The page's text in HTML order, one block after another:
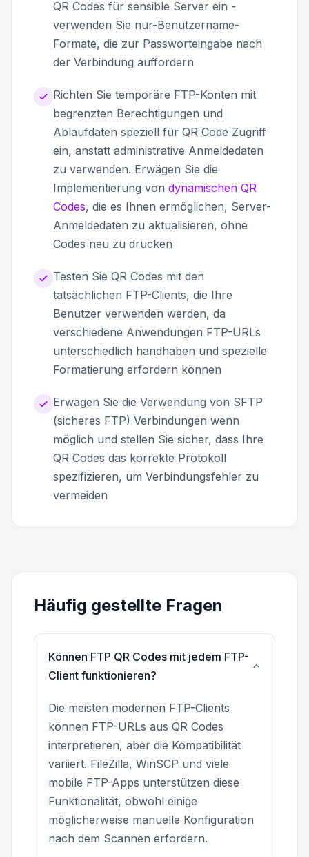
QR Codes für sensible Server ein -
verwenden Sie nur-Benutzername-
Formate, die zur Passworteingabe nach
der Verbindung auffordern
Richten Sie temporäre FTP-Konten mit
begrenzten Berechtigungen und
Ablaufdaten speziell für QR Code Zugriff
ein, anstatt administrative Anmeldedaten
zu verwenden. Erwägen Sie die
Implementierung von dynamischen QR
Codes, die es Ihnen ermöglichen, Server-
Anmeldedaten zu aktualisieren, ohne
Codes neu zu drucken
Testen Sie QR Codes mit den
tatsächlichen FTP-Clients, die Ihre
Benutzer verwenden werden, da
verschiedene Anwendungen FTP-URLs
unterschiedlich handhaben und spezielle
Formatierung erfordern können
Erwägen Sie die Verwendung von SFTP
(sicheres FTP) Verbindungen wenn
möglich und stellen Sie sicher, dass Ihre
QR Codes das korrekte Protokoll
spezifizieren, um Verbindungsfehler zu
vermeiden
Häufig gestellte Fragen
Können FTP QR Codes mit jedem FTP-
Client funktionieren?
Die meisten modernen FTP-Clients
können FTP-URLs aus QR Codes
interpretieren, aber die Kompatibilität
variiert. FileZilla, WinSCP und viele
mobile FTP-Apps unterstützen diese
Funktionalität, obwohl einige
möglicherweise manuelle Konfiguration
nach dem Scannen erfordern.